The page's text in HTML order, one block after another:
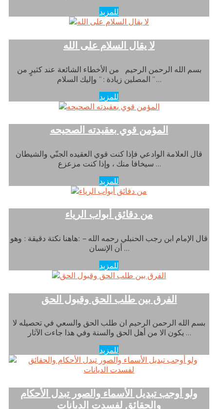
للمزيد
لا يقال السلام على الله
بسم الله الرحمن الرحيم من الأخطاء الشائعة عند كثيرٍ من
المصلين زيادة : ” وإليك السلام ” …
للمزيد
المؤمن قوي بعقيدته الصحيحه
قال العلامة الوادعي فإذا كنت قوي العقيده الجنّي والشيطان
سيخافا منك ، وإذا كنت مزعزع …
للمزيد
من دقائق أبواب الرياء
قال الإمام ابن رجب الحنبلي رحمه الله – :هاهنا نكتة دقيقة : وهو
أن الإنسان …
للمزيد
الفرق بين طلب الحق وقبول الحق
بسم الله الرحمن الرحيم ان طلب الحق والسعي في تحصيله لا
يكون الا من أهل الحق والسنة وفي هذا جاءت الآثار …
للمزيد
ولو أوجب تبديل الأسماء والصور تبدل الأحكام
والحقائق لفسدت الديانات